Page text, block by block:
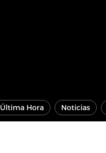
Última Hora Noticias